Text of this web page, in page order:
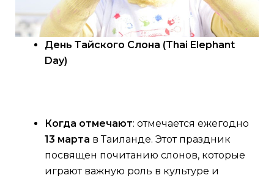
День Тайского Слона (Thai Elephant
Day)
Когда отмечают: отмечается ежегодно
13 марта в Таиланде. Этот праздник
посвящен почитанию слонов, которые
играют важную роль в культуре и